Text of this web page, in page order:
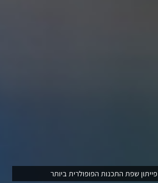
פייתון שפת התכנות הפופולרית ביותר